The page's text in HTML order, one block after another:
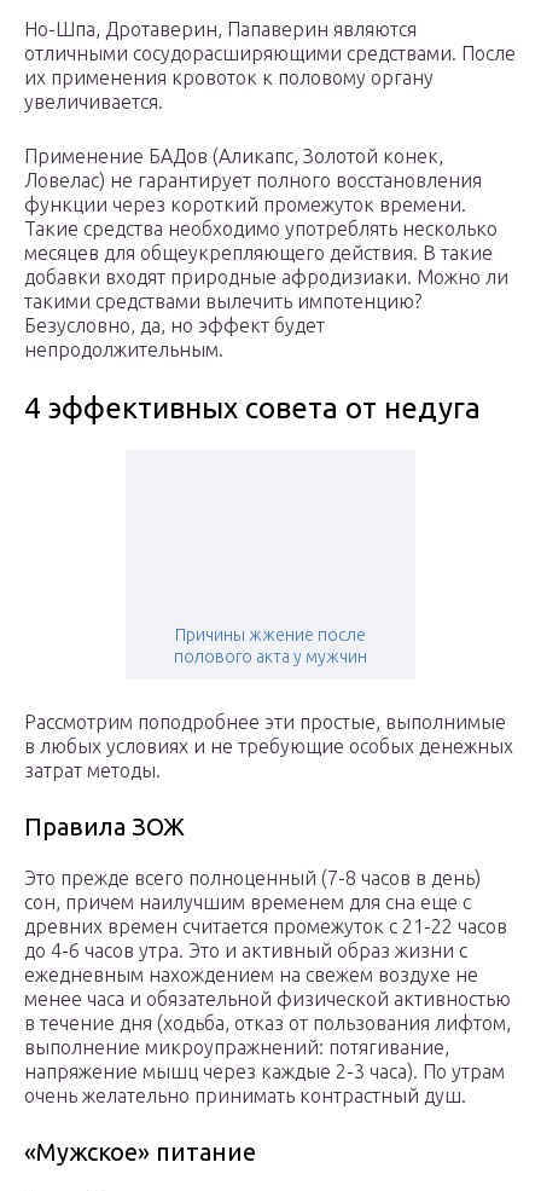
Но-Шпа, Дротаверин, Папаверин являются
отличными сосудорасширяющими средствами. После
их применения кровоток к половому органу
увеличивается.
Применение БАДов (Аликапс, Золотой конек,
Ловелас) не гарантирует полного восстановления
функции через короткий промежуток времени.
Такие средства необходимо употреблять несколько
месяцев для общеукрепляющего действия. В такие
добавки входят природные афродизиаки. Можно ли
такими средствами вылечить импотенцию?
Безусловно, да, но эффект будет
непродолжительным.
4 эффективных совета от недуга
Причины жжение после
полового акта у мужчин
Рассмотрим поподробнее эти простые, выполнимые
в любых условиях и не требующие особых денежных
затрат методы.
Правила ЗОЖ
Это прежде всего полноценный (7-8 часов в день)
сон, причем наилучшим временем для сна еще с
древних времен считается промежуток с 21-22 часов
до 4-6 часов утра. Это и активный образ жизни с
ежедневным нахождением на свежем воздухе не
менее часа и обязательной физической активностью
в течение дня (ходьба, отказ от пользования лифтом,
выполнение микроупражнений: потягивание,
напряжение мышц через каждые 2-3 часа). По утрам
очень желательно принимать контрастный душ.
«Мужское» питание